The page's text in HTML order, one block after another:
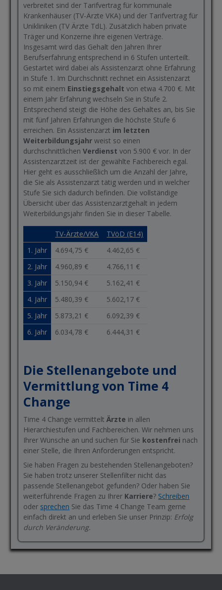
verbreitet sind der Tarifvertrag für kommunale
Krankenhäuser (TV-Ärzte VKA) und der Tarifvertrag für
Unikliniken (TV Ärzte TdL). Zusätzlich haben private
Träger und Konzerne ihre eigenen Verträge.
Insgesamt wird das Gehalt den Jahren Ihrer
Berufserfahrung entsprechend in 6 Stufen unterteilt.
Gestartet wird dabei als Assistenzarzt ohne Erfahrung
in Stufe 1. Im Durchschnitt rechnet ein Assistenzarzt
so mit einem Einstiegsgehalt von etwa 4.700 €. Mit
einem Jahr Erfahrung wechseln Sie in Stufe 2.
Entsprechend steigt die Höhe des Gehaltes an, bis Sie
mit fünf Jahren Erfahrungen die höchste Stufe 6
erreichen. Ein Assistenzarzt im letzten
Weiterbildungsjahr weist so einen
durchschnittlichenVerdienst von 5.900 € vor. In der
Assistenzarztzeit ist der gewählte Fachbereich egal.
Hier geht es ausschließlich um die Anzahl der Jahre,
die Sie als Assistenzarzt tätig werden und in welcher
Stufe Sie sich dadurch befinden. Die vollständige
Übersicht über das Assistenzarztgehalt in jedem
Weiterbildungsjahr finden Sie in dieser Tabelle.
TV-Ärzte/VKA
TVöD (E14)
1. Jahr
4.694,75 €
4.462,65 €
2. Jahr
4.960,89 €
4.766,11 €
3. Jahr
5.150,94 €
5.162,41 €
4. Jahr
5.480,39 €
5.602,17 €
5. Jahr
5.873,21 €
6.092,39 €
6. Jahr
6.034,78 € 6.444,31 €
Die Stellenangebote und
Vermittlung von Time 4
Change
Time 4 Change vermitteltÄrzte in allen
Hierarchiestufen und Fachbereichen. Wir nehmen uns
Ihrer Wünsche an und suchen für Sie kostenfrei nach
einer Stelle, die Ihren Anforderungen entspricht.
Sie haben Fragen zu bestehenden Stellenangeboten?
Sie haben trotz unserer Stellenfilter nicht das
passende Stellenangebot gefunden? Oder haben Sie
weiterführende Fragen zu Ihrer Karriere? Schreiben
oder sprechen Sie das Time 4 Change Team gerne
einfach direkt an und erleben Sie unser Prinzip: Erfolg
durch Veränderung.